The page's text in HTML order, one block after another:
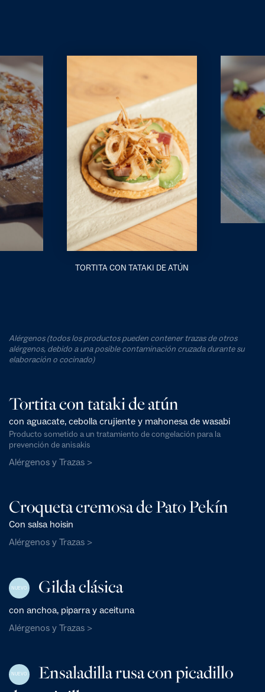
TORTITA CON TATAKI DE ATÚN
Alérgenos (todos los productos pueden contener trazas de otros
alérgenos, debido a una posible contaminación cruzada durante su
elaboración o cocinado)
Tortita con tataki de atún
con aguacate, cebolla crujiente y mahonesa de wasabi
Producto sometido a un tratamiento de congelación para la
prevención de anisakis
Alérgenos y Trazas >
Croqueta cremosa de Pato Pekín
Con salsa hoisin
Alérgenos y Trazas >
NUEVO Gilda clásica
con anchoa, piparra y aceituna
Alérgenos y Trazas >
NUEVO
Ensaladilla rusa con picadillo